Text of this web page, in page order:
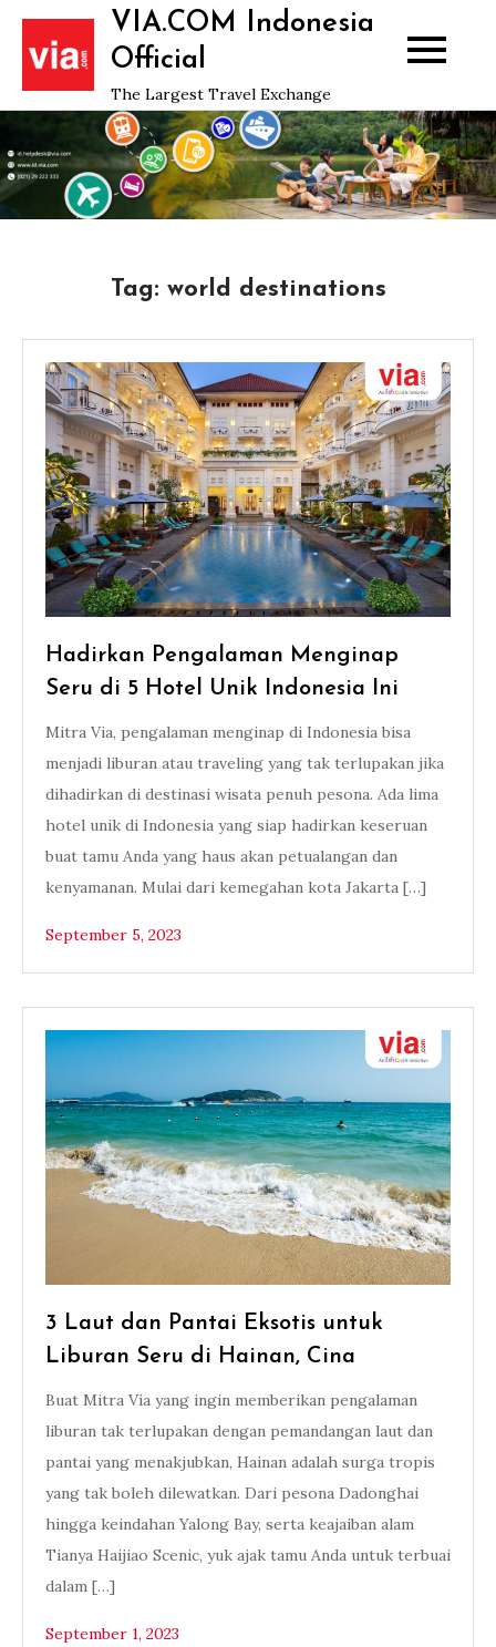
Skip
content
VIA.COM Indonesia
Official
The Largest Travel Exchange
Tag: world destinations
Hadirkan Pengalaman Menginap
Seru di 5 Hotel Unik Indonesia Ini
Mitra Via, pengalaman menginap di Indonesia bisa
menjadi liburan atau traveling yang tak terlupakan jika
dihadirkan di destinasi wisata penuh pesona. Ada lima
hotel unik di Indonesia yang siap hadirkan keseruan
buat tamu Anda yang haus akan petualangan dan
kenyamanan. Mulai dari kemegahan kota Jakarta […]
September 5, 2023
3 Laut dan Pantai Eksotis untuk
Liburan Seru di Hainan, Cina
Buat Mitra Via yang ingin memberikan pengalaman
liburan tak terlupakan dengan pemandangan laut dan
pantai yang menakjubkan, Hainan adalah surga tropis
yang tak boleh dilewatkan. Dari pesona Dadonghai
hingga keindahan Yalong Bay, serta keajaiban alam
Tianya Haijiao Scenic, yuk ajak tamu Anda untuk terbuai
dalam […]
September 1, 2023